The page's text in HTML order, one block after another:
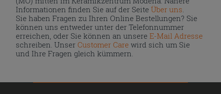
Informationen finden Sie auf der Seite Über uns
Sie haben Fragen zu Ihren Online Bestellungen? Sie
können uns entweder unter der Telefonnummer
erreichen, oder Sie können an unsereE-Mail Adresse
schreiben. UnserCustomer Care wird sich um Sie
und Ihre Fragen gleich kümmern.